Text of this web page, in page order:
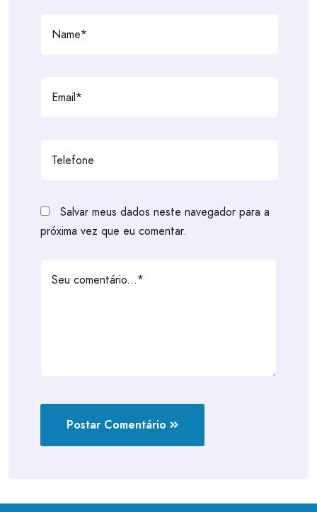
Salvar meus dados neste navegador para a
próxima vez que eu comentar.
Postar Comentário